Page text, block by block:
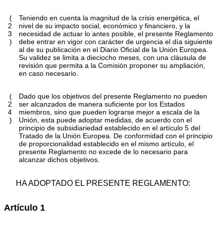
(
2
3
)
Teniendo en cuenta la magnitud de la crisis energética, el
nivel de su impacto social, económico y financiero, y la
necesidad de actuar lo antes posible, el presente Reglamento
debe entrar en vigor con carácter de urgencia el día siguiente
al de su publicación en el Diario Oficial de la Unión Europea.
Su validez se limita a dieciocho meses, con una cláusula de
revisión que permita a la Comisión proponer su ampliación,
en caso necesario.
(
2
4
)
Dado que los objetivos del presente Reglamento no pueden
ser alcanzados de manera suficiente por los Estados
miembros, sino que pueden lograrse mejor a escala de la
Unión, esta puede adoptar medidas, de acuerdo con el
principio de subsidiariedad establecido en el artículo 5 del
Tratado de la Unión Europea. De conformidad con el principio
de proporcionalidad establecido en el mismo artículo, el
presente Reglamento no excede de lo necesario para
alcanzar dichos objetivos.
HA ADOPTADO EL PRESENTE REGLAMENTO:
Artículo 1